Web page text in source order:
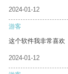
2024-01-12
游客
这个软件我非常喜欢
2024-01-12